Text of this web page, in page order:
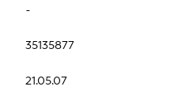
-
35135877
21.05.07